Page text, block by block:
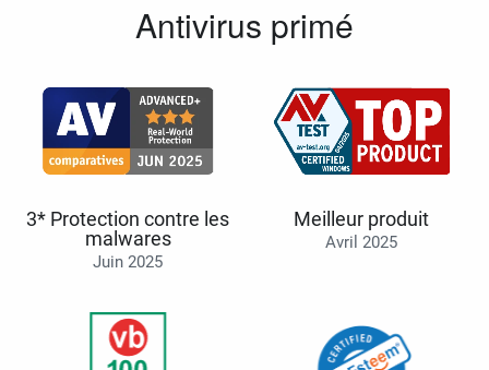
Antivirus primé
3* Protection contre les
malwares
Juin 2025
Meilleur produit
Avril 2025